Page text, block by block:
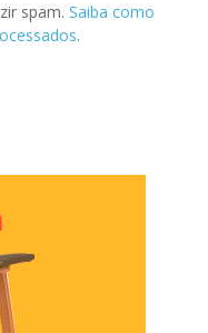
spam. Saiba como
.